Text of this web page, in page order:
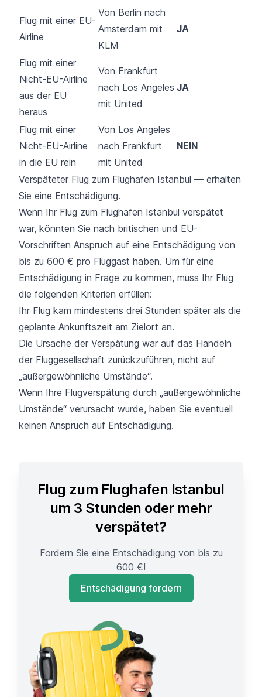
Flug mit einer EU-
Airline
Von Berlin nach
Amsterdam mit
KLM
JA
Flug mit einer
Nicht-EU-Airline
aus der EU
heraus
Von Frankfurt
nach Los Angeles
mit United
JA
Flug mit einer
Nicht-EU-Airline
in die EU rein
Von Los Angeles
nach Frankfurt
mit United
NEIN
Verspäteter Flug zum Flughafen Istanbul — erhalten
Sie eine Entschädigung.
Wenn Ihr Flug zum Flughafen Istanbul verspätet
war, könnten Sie nach britischen und EU-
Vorschriften Anspruch auf eine Entschädigung von
bis zu 600 € pro Fluggast haben. Um für eine
Entschädigung in Frage zu kommen, muss Ihr Flug
die folgenden Kriterien erfüllen:
Ihr Flug kam mindestens drei Stunden später als die
geplante Ankunftszeit am Zielort an.
Die Ursache der Verspätung war auf das Handeln
der Fluggesellschaft zurückzuführen, nicht auf
„außergewöhnliche Umstände“.
Wenn Ihre Flugverspätung durch „außergewöhnliche
Umstände“ verursacht wurde, haben Sie eventuell
keinen Anspruch auf Entschädigung.
Flug zum Flughafen Istanbul
um 3 Stunden oder mehr
verspätet?
Fordern Sie eine Entschädigung von bis zu
600 €!
Entschädigung fordern